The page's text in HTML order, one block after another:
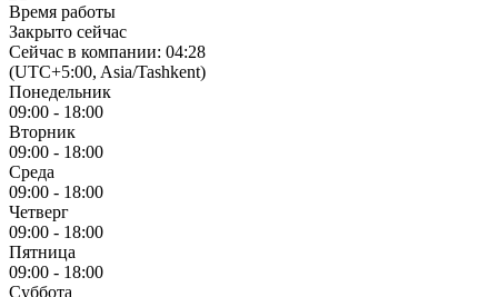
Время работы
Закрыто сейчас
Сейчас в компании: 04:28
(UTC+5:00, Asia/Tashkent)
Понедельник
09:00 - 18:00
Вторник
09:00 - 18:00
Среда
09:00 - 18:00
Четверг
09:00 - 18:00
Пятница
09:00 - 18:00
Суббота